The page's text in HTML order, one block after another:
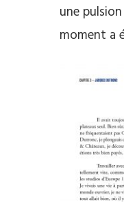
une
moment a